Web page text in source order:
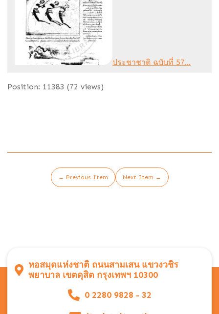
ประชาชาติ ฉบับที่ 57...
Position: 11383 (72 views)
← Previous Item Next Item →
หอสมุดแห่งชาติ ถนนสามเสน แขวงวชิร
พยาบาล เขตดุสิต กรุงเทพฯ 10300
0 2280 9828 - 32